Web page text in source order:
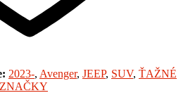
2023-, Avenger, JEEP, SUV, ŤAŽNÉ